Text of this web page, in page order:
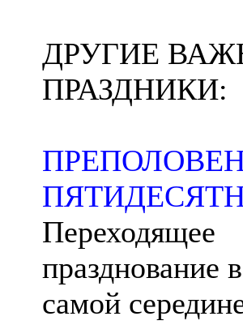
ДРУГИЕ
ПРАЗДНИКИ:
Переходящее
празднование в
самой